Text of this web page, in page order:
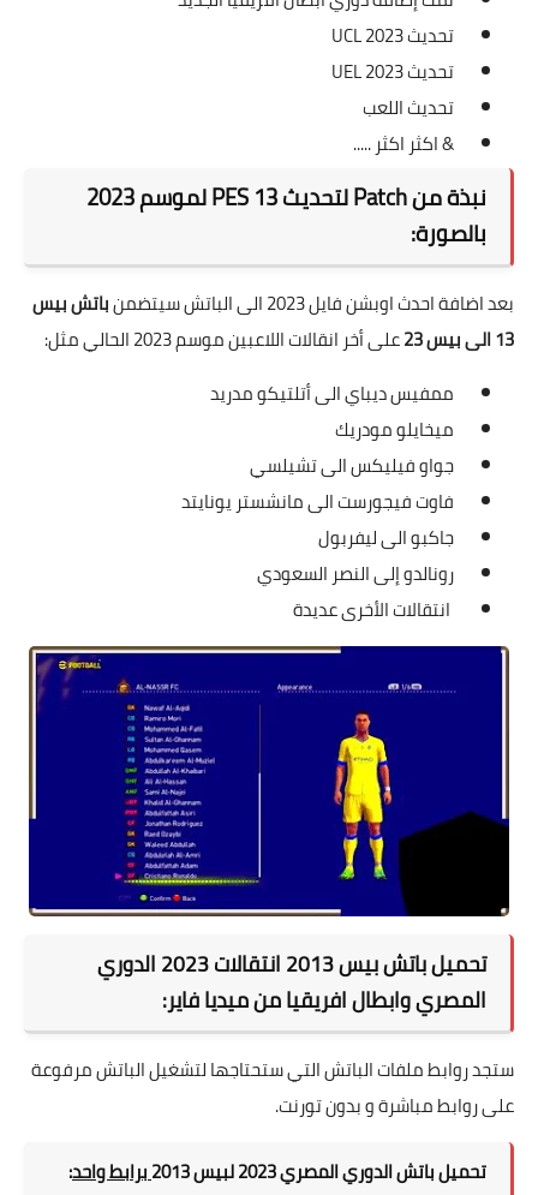
تحديث UCL 2023
تحديث UEL 2023
تحديث اللعب
& اكثر اكثر .....
نبذة من Patch لتحديث PES 13 لموسم 2023
بالصورة:
بعد اضافة احدث اوبشن فايل 2023 الى الباتش سيتضمن
باتش بيس
13 الى بيس 23
على أخر انقالات اللاعبين موسم 2023 الحالي مثل:
ممفيس ديباي الى أتلتيكو مدريد
ميخايلو مودريك
جواو فيليكس الى تشيلسي
فاوت فيجورست الى مانشستر يونايتد
جاكبو الى ليفربول
رونالدو إلى النصر السعودي
انتقالات الأخرى عديدة
تحميل باتش بيس 2013 انتقالات 2023 الدوري
المصري وابطال افريقيا من ميديا فاير:
ستجد روابط ملفات الباتش التي ستحتاجها لتشغيل الباتش مرفوعة
على روابط مباشرة و بدون تورنت.
تحميل باتش الدوري المصري 2023 لبيس 2013
برابط واحد: